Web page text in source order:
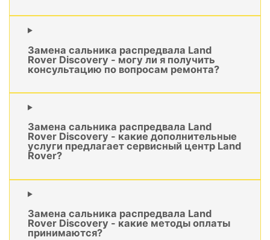
Замена сальника распредвала Land
Rover Discovery - могу ли я получить
консультацию по вопросам ремонта?
Замена сальника распредвала Land
Rover Discovery - какие дополнительные
услуги предлагает сервисный центр Land
Rover?
Замена сальника распредвала Land
Rover Discovery - какие методы оплаты
принимаются?